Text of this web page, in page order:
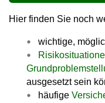
Hier finden Sie noch
wichtige,
ausgesetzt sein
häufige